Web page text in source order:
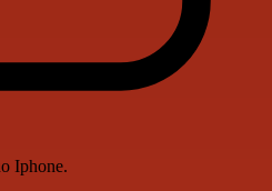
Iphone.